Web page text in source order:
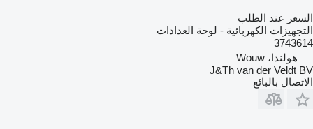
السعر عند الطلب
التجهيزات الكهربائية - لوحة العدادات
3743614
هولندا، Wouw
J&Th van der Veldt BV
الاتصال بالبائع